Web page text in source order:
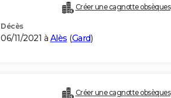
Créer une cagnotte obsèques
Décès
06/11/2021 à Alès (Gard)
Créer une cagnotte obsèques